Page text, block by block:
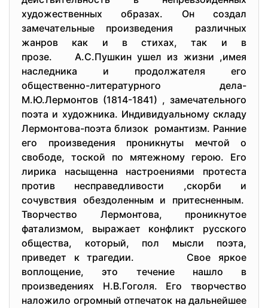
художественных образах. Он создал
замечательные произведения различных
жанров как и в стихах, так и в
прозе. А.С.Пушкин ушел из жизни ,имея
наследника и продолжателя его
общественно-литературного дела-
М.Ю.Лермонтов (1814-1841) , замечательного
поэта и художника. Индивидуальному складу
Лермонтова-поэта близок романтизм. Ранние
его произведения проникнуты мечтой о
свободе, тоской по мятежному герою. Его
лирика насыщенна настроениями протеста
против несправедливости ,скорби и
сочувствия обездоленным и притесненным.
Творчество Лермонтова, проникнутое
фатализмом, выражает конфликт русского
общества, который, пол мысли поэта,
приведет к трагедии. Свое яркое
воплощение, это течение нашло в
произведениях Н.В.Гоголя. Его творчество
наложило огромный отпечаток на дальнейшее